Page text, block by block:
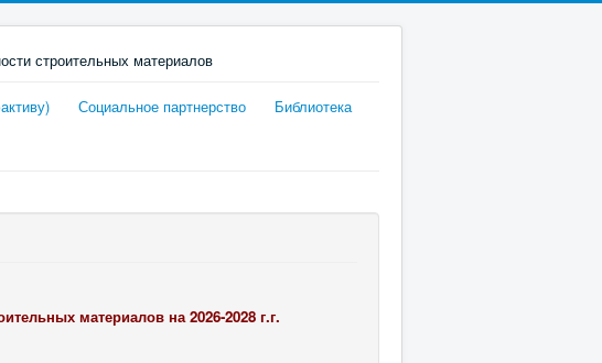
Социальное партнерство Библиотека
материалов на 2026-2028 г.г.